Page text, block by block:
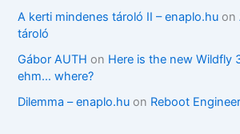
A kerti mindenes tároló II – enaplo.hu on
tároló
Gábor AUTH on Here is the new Wildfly
ehm… where?
Dilemma – enaplo.hu on Reboot